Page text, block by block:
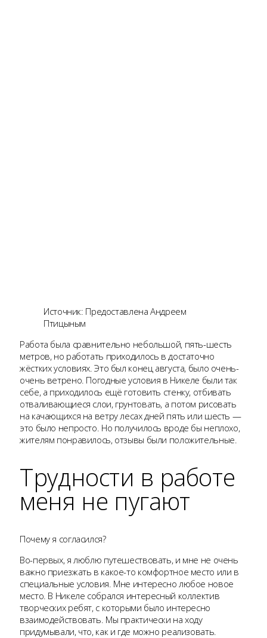
Источник: Предоставлена Андреем
Птицыным
Работа была сравнительно небольшой, пять-шесть
метров, но работать приходилось в достаточно
жёстких условиях. Это был конец августа, было очень-
очень ветрено. Погодные условия в Никеле были так
себе, а приходилось ещё готовить стенку, отбивать
отваливающиеся слои, грунтовать, а потом рисовать
на качающихся на ветру лесах дней пять или шесть —
это было непросто. Но получилось вроде бы неплохо,
жителям понравилось, отзывы были положительные.
Трудности в работе
меня не пугают
Почему я согласился?
Во-первых, я люблю путешествовать, и мне не очень
важно приезжать в какое-то комфортное место или в
специальные условия. Мне интересно любое новое
место. В Никеле собрался интересный коллектив
творческих ребят, с которыми было интересно
взаимодействовать. Мы практически на ходу
придумывали, что, как и где можно реализовать.